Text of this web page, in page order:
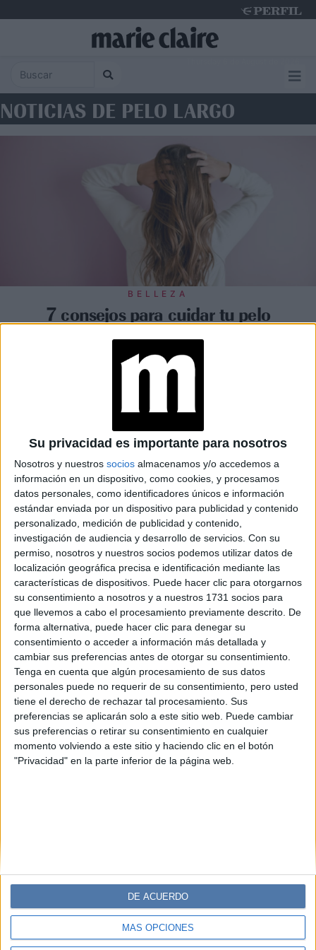
Su privacidad es importante para nosotros
Nosotros y nuestros socios almacenamos y/o accedemos a
información en un dispositivo, como cookies, y procesamos
datos personales, como identificadores únicos e información
estándar enviada por un dispositivo para publicidad y contenido
personalizado, medición de publicidad y contenido,
investigación de audiencia y desarrollo de servicios. Con su
permiso, nosotros y nuestros socios podemos utilizar datos de
localización geográfica precisa e identificación mediante las
características de dispositivos. Puede hacer clic para otorgarnos
su consentimiento a nosotros y a nuestros 1731 socios para
que llevemos a cabo el procesamiento previamente descrito. De
forma alternativa, puede hacer clic para denegar su
consentimiento o acceder a información más detallada y
cambiar sus preferencias antes de otorgar su consentimiento.
Tenga en cuenta que algún procesamiento de sus datos
personales puede no requerir de su consentimiento, pero usted
tiene el derecho de rechazar tal procesamiento. Sus
preferencias se aplicarán solo a este sitio web. Puede cambiar
sus preferencias o retirar su consentimiento en cualquier
momento volviendo a este sitio y haciendo clic en el botón
"Privacidad" en la parte inferior de la página web.
MÁS OPCIONES
DE ACUERDO
NOTICIAS DE PELO LARGO
BELLEZA
7 consejos para cuidar tu pelo
largo a la hora de dormir
Espacio Publicitario
BELLEZA04-10-2024 11:19
Una experta revela 5 ideas para
cabello rubio que serán tendencia
Si estás pensando en cambiar tu look, nada mejor que las
mechas claras para darle un un toque fresco a tu pelo.
Existen diferentes tipos para cada estilo y cabello.
Georgina Buscaglia, especialista en color y cuidado del
cabello, revela cuáles son las 5 mechas rubias para pelo
largo más cancheras del momento.
Diario Perfil Caras Noticias Fortuna